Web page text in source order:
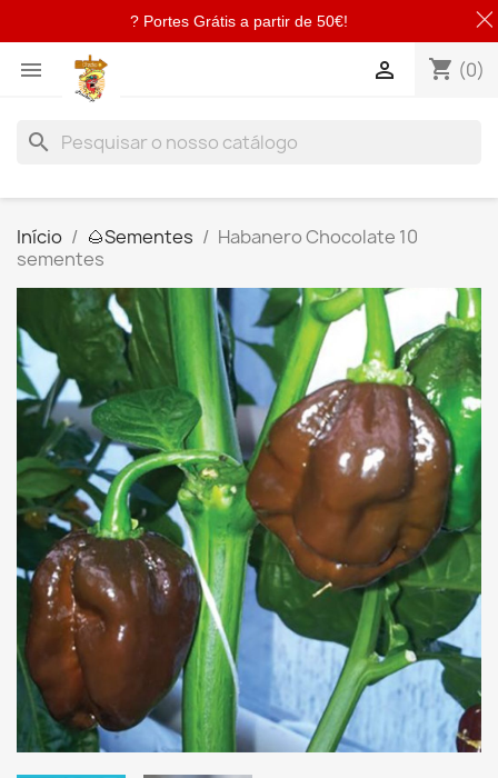
 shopping_cart (0)

search
Início 🌰​Sementes
Habanero Chocolate 10
sementes
? Portes Grátis a partir de 50€!